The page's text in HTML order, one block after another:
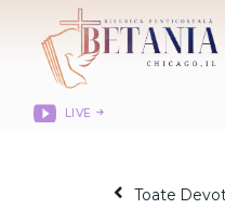
LIVE
DESPRE NOI
Toate